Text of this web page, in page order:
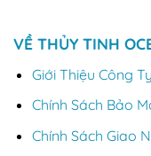
VỀ THỦY TINH
Giới Thiệu Công Ty
Chính Sách Bảo
Chính Sách Giao